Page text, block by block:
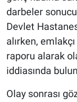
darbeler
Devlet
alırken,
raporu alarak
iddiasında
Olay sonrası